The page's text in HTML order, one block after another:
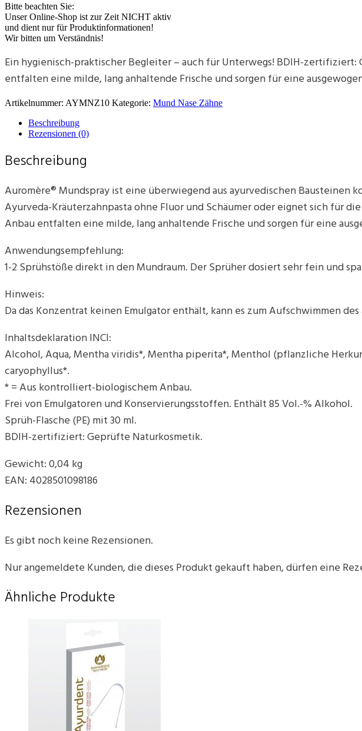
Bitte beachten Sie:
Unser Online-Shop ist zur Zeit NICHT aktiv
und dient nur für Produktinformationen!
Wir bitten um Verständnis!
Ein hygienisch-praktischer Begleiter – auch für Unterwegs! BDIH-
entfalten eine milde, lang anhaltende Frische und sorgen für eine
Artikelnummer: AYMNZ10 Kategorie: Mund Nase Zähne
Beschreibung
Rezensionen (0)
Beschreibung
Auromère® Mundspray ist eine überwiegend aus ayurvedischen
Ayurveda-Kräuterzahnpasta ohne Fluor und Schäumer oder eignet sich für
Anbau entfalten eine milde, lang anhaltende Frische und sorgen für eine
Anwendungsempfehlung:
1-2 Sprühstöße direkt in den Mundraum. Der Sprüher dosiert sehr fein und
Hinweis:
Da das Konzentrat keinen Emulgator enthält, kann es zum Aufschwimmen
Inhaltsdeklaration INCI:
Alcohol, Aqua, Mentha viridis*, Mentha piperita*, Menthol (pflanzliche
caryophyllus*.
* = Aus kontrolliert-biologischem Anbau.
Frei von Emulgatoren und Konservierungsstoffen. Enthält 85 Vol.-% Alkohol.
Sprüh-Flasche (PE) mit 30 ml.
BDIH-zertifiziert: Geprüfte Naturkosmetik.
Gewicht: 0,04 kg
EAN: 4028501098186
Rezensionen
Es gibt noch keine Rezensionen.
Nur angemeldete Kunden, die dieses Produkt gekauft haben, dürfen eine
Ähnliche Produkte